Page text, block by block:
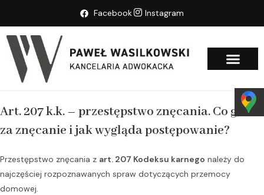
Facebook Instagram
Art. 207 k.k. – przestępstwo znęcania. Co grozi
za znęcanie i jak wygląda postępowanie?
Przestępstwo znęcania z art. 207 Kodeksu karnego należy do
najczęściej rozpoznawanych spraw dotyczących przemocy
domowej.